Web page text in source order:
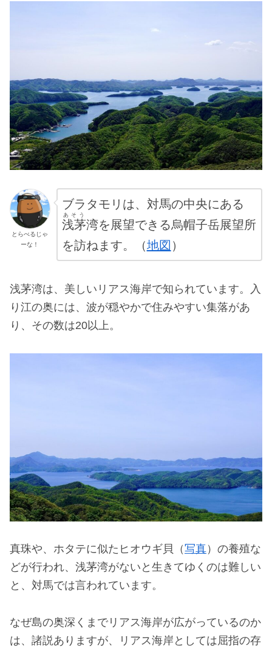
とらべるじゃ
ーな！
ブラタモリは、対馬の中央にある
浅茅
あそう
湾を展望できる烏帽子岳展望所
を訪ねます。（地図 ）
浅茅湾は、美しいリアス海岸で知られています。入
り江の奥には、波が穏やかで住みやすい集落があ
り、その数は20以上。
真珠や、ホタテに似たヒオウギ貝（写真）の養殖な
どが行われ、浅茅湾がないと生きてゆくのは難しい
と、対馬では言われています。
なぜ島の奥深くまでリアス海岸が広がっているのか
は、諸説ありますが、リアス海岸としては屈指の存